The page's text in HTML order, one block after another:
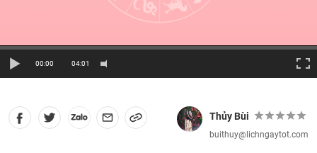
00:00 04:01
Thủy Bùi
buithuy@lichngaytot.com